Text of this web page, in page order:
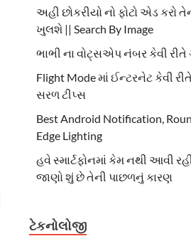
અહી છોકરીયો નો ફોટો એડ કરો
ખુલશે || Search By Image
ભાભી ના વોટ્સએપ નંબર કેવી રીતે
Flight Mode માં ઈન્ટરનેટ કેવી
સરળ ટીપ્સ
Best Android Notification,
Edge Lighting
હવે સ્માર્ટફોનમાં કેમ નથી આવી
જાણો શું છે તેની પાછળનું કારણ
ટેકનોલોજી